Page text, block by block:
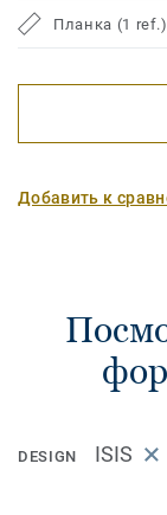
Планка (1 ref.)
Добавить к
DESIGN ISIS